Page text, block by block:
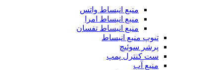
منبع انبساط واتس
منبع انبساط امرا
منبع انبساط تفسان
تیوپ منبع انبساط
پرشر سوئیچ
ست کنترل پمپ
منبع آب